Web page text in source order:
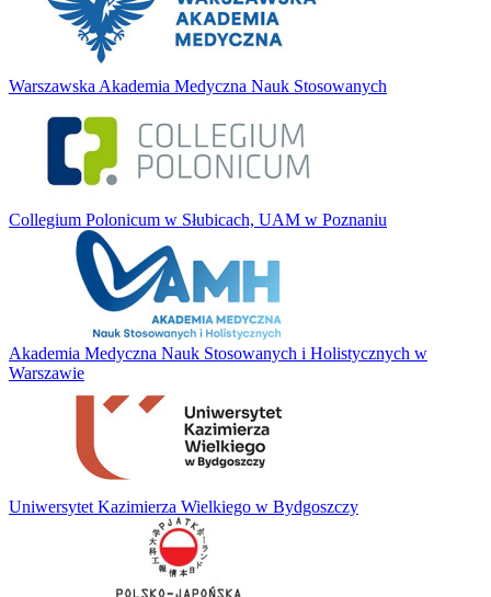
Warszawska Akademia Medyczna Nauk Stosowanych
Collegium Polonicum w Słubicach, UAM w Poznaniu
Akademia Medyczna Nauk Stosowanych i Holistycznych w
Warszawie
Uniwersytet Kazimierza Wielkiego w Bydgoszczy